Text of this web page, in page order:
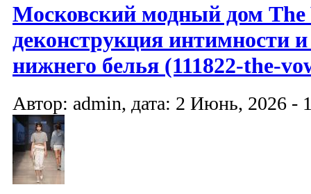
Московский модный дом The
деконструкция интимности и
нижнего белья (111822-the-
Автор: admin, дата: 2 Июнь, 2026 -